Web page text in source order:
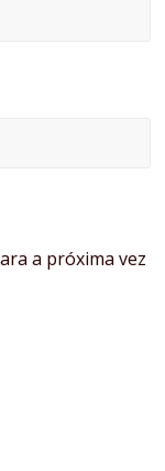
a próxima vez